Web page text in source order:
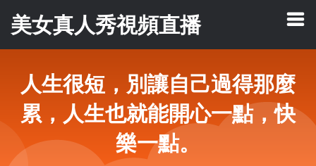
美女真人秀視頻直播
人生很短，別讓自己過得那麼
累，人生也就能開心一點，快
樂一點。